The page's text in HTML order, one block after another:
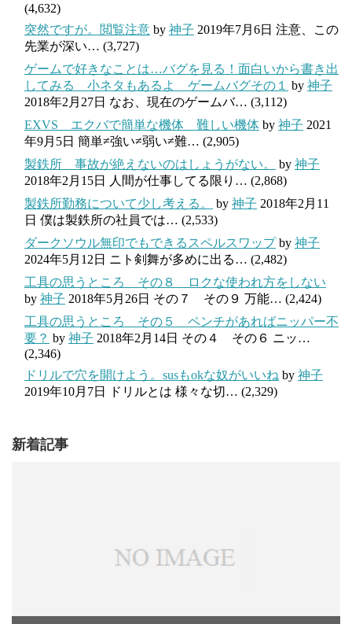
(4,632)
突然ですが。閲覧注意 by 神子 2019年7月6日 注意、この
先業が深い… (3,727)
ゲームで好きなことは…バグを見る！面白いから書き出
してみる 小ネタもあるよ ゲームバグその１
by 神子
2018年2月27日 なお、現在のゲームバ… (3,112)
EXVS エクバで簡単な機体 難しい機体 by 神子 2021
年9月5日 簡単≠強い≠弱い≠難… (2,905)
製鉄所 事故が絶えないのはしょうがない。
by 神子
2018年2月15日
人間が仕事してる限り… (2,868)
製鉄所勤務について少し考える。
by 神子 2018年2月11
日 僕は製鉄所の社員では… (2,533)
ダークソウル無印でもできるスペルスワップby 神子
2024年5月12日 ニト剣舞が多めに出る… (2,482)
工具の思うところ その８ ロクな使われ方をしない
by 神子 2018年5月26日 その７ その９ 万能… (2,424)
工具の思うところ その５ ペンチがあればニッパー不
要？ by 神子 2018年2月14日 その４ その６ ニッ…
(2,346)
ドリルで穴を開けよう。susもokな奴がいいね by 神子
2019年10月7日
ドリルとは 様々な切… (2,329)
新着記事